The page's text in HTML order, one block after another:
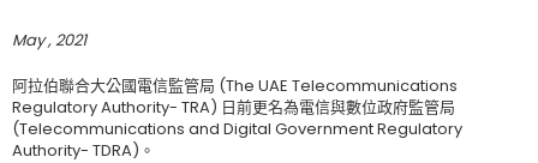
May , 2021
阿拉伯聯合大公國電信監管局 (The UAE Telecommunications
Regulatory Authority- TRA) 日前更名為電信與數位政府監管局
(Telecommunications and Digital Government Regulatory
Authority- TDRA)。